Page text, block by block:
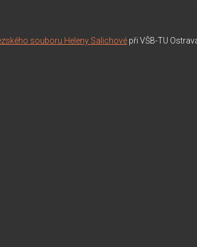
souboru Heleny Salichové při VŠB-TU